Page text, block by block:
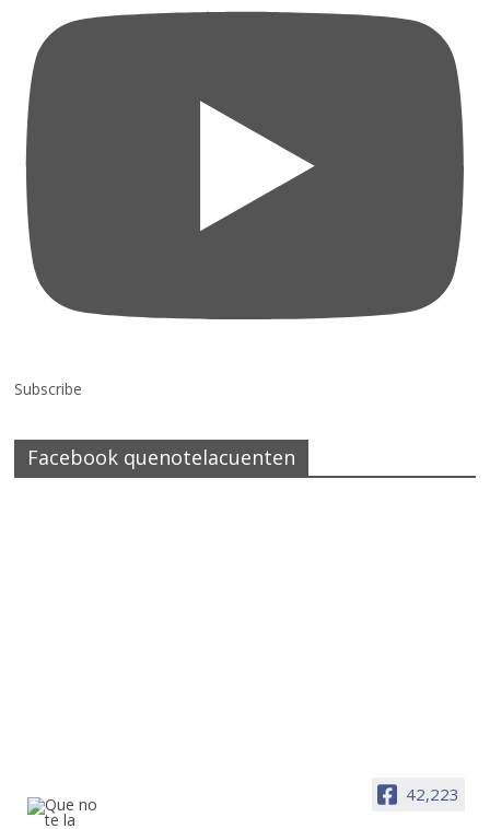
Subscribe
Facebook quenotelacuenten
42,223